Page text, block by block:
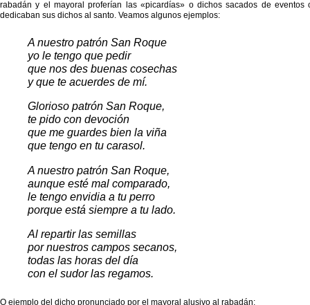
rabadán y el mayoral proferían
las «picardías» o dichos sacados de
dedicaban sus dichos al santo. Veamos algunos ejemplos:
A nuestro patrón San Roque
yo le tengo que pedir
que nos des buenas cosechas
y que te acuerdes de mí.
Glorioso patrón San Roque,
te pido con devoción
que me guardes bien la viña
que tengo en tu carasol.
A nuestro patrón San Roque,
aunque esté mal comparado,
le tengo envidia a tu perro
porque está siempre a tu lado.
Al repartir las semillas
por nuestros campos secanos,
todas las horas del día
con el sudor las regamos.
O ejemplo del dicho pronunciado por el mayoral alusivo al rabadán: